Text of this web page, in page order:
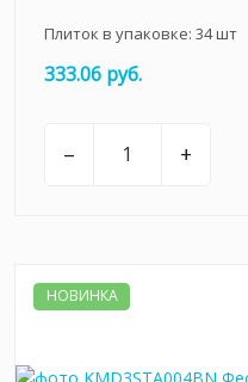
Плиток в упаковке: 34шт
333.06 руб.
– +
НОВИНКА